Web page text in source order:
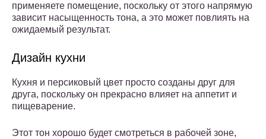
применяете помещение, поскольку от этого напрямую
зависит насыщенность тона, а это может повлиять на
ожидаемый результат.
Дизайн кухни
Кухня и персиковый цвет просто созданы друг для
друга, поскольку он прекрасно влияет на аппетит и
пищеварение.
Этот тон хорошо будет смотреться в рабочей зоне,